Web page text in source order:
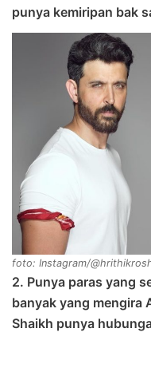
punya kemiripan bak
foto: Instagram/
2. Punya paras yang
banyak yang mengira
Shaikh punya